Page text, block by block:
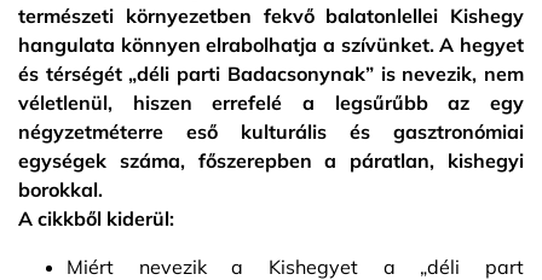
természeti környezetben fekvő balatonlellei Kishegy
hangulata könnyen elrabolhatja a szívünket. A hegyet
és térségét „déli parti Badacsonynak” is nevezik, nem
véletlenül, hiszen errefelé a legsűrűbb az egy
négyzetméterre eső kulturális és gasztronómiai
egységek száma, főszerepben a páratlan, kishegyi
borokkal.
A cikkből kiderül:
Miért nevezik a Kishegyet a „déli part